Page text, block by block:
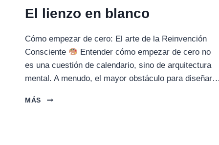
El lienzo en blanco
Cómo empezar de cero: El arte de la Reinvención
Consciente
Entender cómo empezar de cero no
es una cuestión de calendario, sino de arquitectura
mental. A menudo, el mayor obstáculo para
MÁS
EL